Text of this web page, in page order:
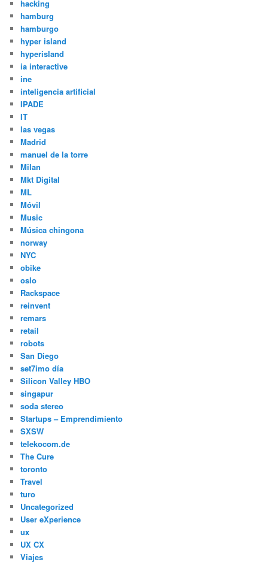
hacking
hamburg
hamburgo
hyper island
hyperisland
ia interactive
ine
inteligencia artificial
IPADE
IT
las vegas
Madrid
manuel de la torre
Milan
Mkt Digital
ML
Móvil
Music
Música chingona
norway
NYC
obike
oslo
Rackspace
reinvent
remars
retail
robots
San Diego
set7imo día
Silicon Valley HBO
singapur
soda stereo
Startups – Emprendimiento
SXSW
telekocom.de
The Cure
toronto
Travel
turo
Uncategorized
User eXperience
ux
UX CX
Viajes